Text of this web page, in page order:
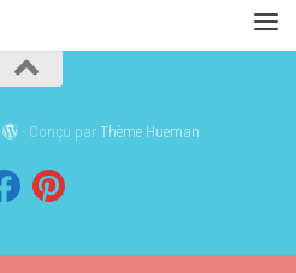
- Conçu parThème Hueman